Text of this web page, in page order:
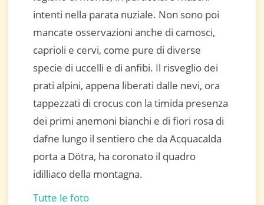
intenti nella parata nuziale. Non sono poi
mancate osservazioni anche di camosci,
caprioli e cervi, come pure di diverse
specie di uccelli e di anfibi. Il risveglio dei
prati alpini, appena liberati dalle nevi, ora
tappezzati di crocus con la timida presenza
dei primi anemoni bianchi e di fiori rosa di
dafne lungo il sentiero che da Acquacalda
porta a Dötra, ha coronato il quadro
idilliaco della montagna.
Tutte le foto